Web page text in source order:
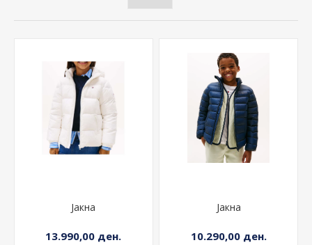
Јакна
13.990,00 ден.
Јакна
10.290,00 ден.